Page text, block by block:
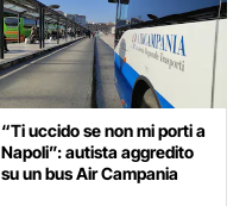
“Ti uccido se non mi porti a
Napoli”: autista aggredito
su un bus Air Campania